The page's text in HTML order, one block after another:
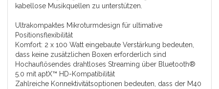
kabellose Musikquellen zu unterstützen.
Ultrakompaktes Mikroturmdesign für ultimative
Positionsflexibilität
Komfort: 2 x 100 Watt eingebaute Verstärkung bedeuten,
dass keine zusätzlichen Boxen erforderlich sind
Hochauflösendes drahtloses Streaming über Bluetooth®
5.0 mit aptX™ HD-Kompatibilität
Zahlreiche Konnektivitätsoptionen bedeuten, dass der M40